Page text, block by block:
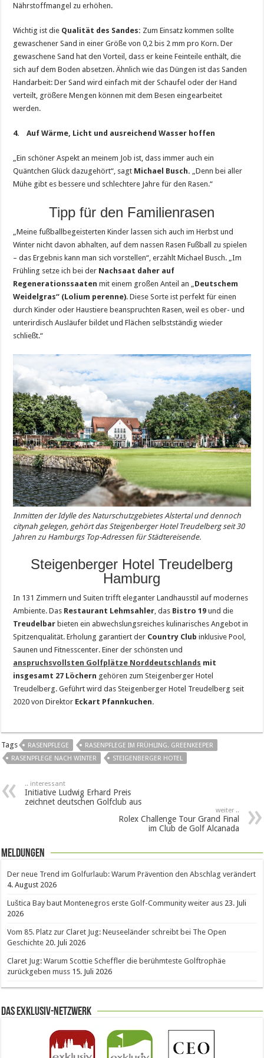
Nährstoffmangel zu erhöhen.
Wichtig ist die Qualität des Sandes: Zum Einsatz kommen sollte
gewaschener Sand in einer Größe von 0,2 bis 2 mm pro Korn. Der
gewaschene Sand hat den Vorteil, dass er keine Feinteile enthält, die
sich auf dem Boden absetzen. Ähnlich wie das Düngen ist das Sanden
Handarbeit: Der Sand wird einfach mit der Schaufel oder der Hand
verteilt, größere Mengen können mit dem Besen eingearbeitet
werden.
4. Auf Wärme, Licht und ausreichend Wasser hoffen
„Ein schöner Aspekt an meinem Job ist, dass immer auch ein
Quäntchen Glück dazugehört“, sagt Michael Busch. „Denn bei aller
Mühe gibt es bessere und schlechtere Jahre für den Rasen.“
Tipp für den Familienrasen
„Meine fußballbegeisterten Kinder lassen sich auch im Herbst und
Winter nicht davon abhalten, auf dem nassen Rasen Fußball zu spielen
– das Ergebnis kann man sich vorstellen“, erzählt Michael Busch. „Im
Frühling setze ich bei der Nachsaat daher auf
Regenerationssaaten mit einem großen Anteil an „Deutschem
Weidelgras“ (Lolium perenne). Diese Sorte ist perfekt für einen
durch Kinder oder Haustiere beanspruchten Rasen, weil es ober- und
unterirdisch Ausläufer bildet und Flächen selbstständig wieder
schließt.“
Inmitten der Idylle des Naturschutzgebietes Alstertal und dennoch
citynah gelegen, gehört das Steigenberger Hotel Treudelberg seit 30
Jahren zu Hamburgs Top-Adressen für Städtereisende.
Steigenberger Hotel Treudelberg
Hamburg
In 131 Zimmern und Suiten trifft eleganter Landhausstil auf modernes
Ambiente. Das Restaurant Lehmsahler , das Bistro 19 und die
Treudelbar bieten ein abwechslungsreiches kulinarisches Angebot in
Spitzenqualität. Erholung garantiert der Country Club inklusive Pool,
Saunen und Fitnesscenter. Einer der schönsten und
anspruchsvollsten Golfplätze Norddeutschlands mit
insgesamt 27 Löchern gehören zum Steigenberger Hotel
Treudelberg. Geführt wird das Steigenberger Hotel Treudelberg seit
2020 von Direktor Eckart Pfannkuchen.
Tags RASENPFLEGE
RASENPFLEGE IM FRÜHLING. GREENKEEPER
RASENPFLEGE NACH WINTER
STEIGENBERGER HOTEL
.. interessant
Initiative Ludwig Erhard Preis
zeichnet deutschen Golfclub aus
weiter ..
Rolex Challenge Tour Grand Final
im Club de Golf Alcanada
Meldungen
Der neue Trend im Golfurlaub: Warum Prävention den Abschlag verändert
4. August 2026
Luštica Bay baut Montenegros erste Golf-Community weiter aus 23. Juli
2026
Vom 85. Platz zur Claret Jug: Neuseeländer schreibt bei The Open
Geschichte 20. Juli 2026
Claret Jug: Warum Scottie Scheffler die berühmteste Golftrophäe
zurückgeben muss 15. Juli 2026
Das Exklusiv-Netzwerk